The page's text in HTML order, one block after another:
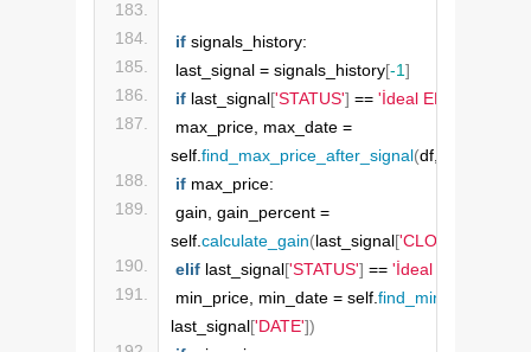
if signals_history:
last_signal = signals_history[-1]
if last_signal['STATUS'] == 'İdeal EMA Yükseliş'
max_price, max_date =
self. find_max_price_after_signal(df, last_signal
if max_price:
gain, gain_percent =
self. calculate_gain(last_signal['CLOSING_TL'
elif last_signal['STATUS'] == 'İdeal EMA Düşüş'
min_price, min_date = self.
last_signal['DATE'])